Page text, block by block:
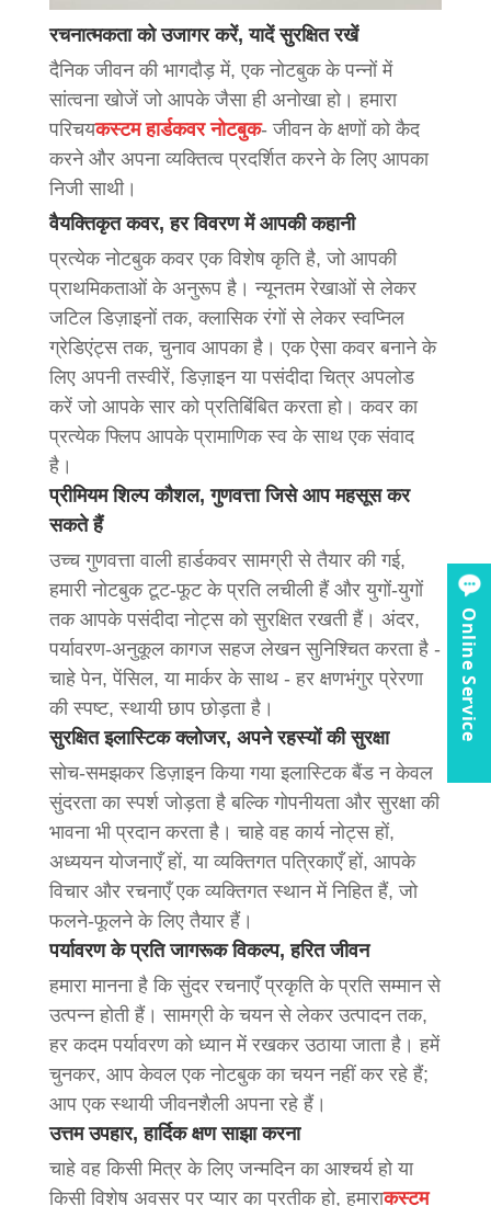
रचनात्मकता को उजागर करें, यादें सुरक्षित रखें
दैनिक जीवन की भागदौड़ में, एक नोटबुक के पन्नों में
सांत्वना खोजें जो आपके जैसा ही अनोखा हो। हमारा
परिचयकस्टम हार्डकवर नोटबुक- जीवन के क्षणों को कैद
करने और अपना व्यक्तित्व प्रदर्शित करने के लिए आपका
निजी साथी।
वैयक्तिकृत कवर, हर विवरण में आपकी कहानी
प्रत्येक नोटबुक कवर एक विशेष कृति है, जो आपकी
प्राथमिकताओं के अनुरूप है। न्यूनतम रेखाओं से लेकर
जटिल डिज़ाइनों तक, क्लासिक रंगों से लेकर स्वप्निल
ग्रेडिएंट्स तक, चुनाव आपका है। एक ऐसा कवर बनाने के
लिए अपनी तस्वीरें, डिज़ाइन या पसंदीदा चित्र अपलोड
करें जो आपके सार को प्रतिबिंबित करता हो। कवर का
प्रत्येक फ्लिप आपके प्रामाणिक स्व के साथ एक संवाद
है।
प्रीमियम शिल्प कौशल, गुणवत्ता जिसे आप महसूस कर
सकते हैं
उच्च गुणवत्ता वाली हार्डकवर सामग्री से तैयार की गई,
हमारी नोटबुक टूट-फूट के प्रति लचीली हैं और युगों-युगों
तक आपके पसंदीदा नोट्स को सुरक्षित रखती हैं। अंदर,
पर्यावरण-अनुकूल कागज सहज लेखन सुनिश्चित करता है -
चाहे पेन, पेंसिल, या मार्कर के साथ - हर क्षणभंगुर प्रेरणा
की स्पष्ट, स्थायी छाप छोड़ता है।
सुरक्षित इलास्टिक क्लोजर, अपने रहस्यों की सुरक्षा
सोच-समझकर डिज़ाइन किया गया इलास्टिक बैंड न केवल
सुंदरता का स्पर्श जोड़ता है बल्कि गोपनीयता और सुरक्षा की
भावना भी प्रदान करता है। चाहे वह कार्य नोट्स हों,
अध्ययन योजनाएँ हों, या व्यक्तिगत पत्रिकाएँ हों, आपके
विचार और रचनाएँ एक व्यक्तिगत स्थान में निहित हैं, जो
फलने-फूलने के लिए तैयार हैं।
पर्यावरण के प्रति जागरूक विकल्प, हरित जीवन
हमारा मानना ​​है कि सुंदर रचनाएँ प्रकृति के प्रति सम्मान से
उत्पन्न होती हैं। सामग्री के चयन से लेकर उत्पादन तक,
हर कदम पर्यावरण को ध्यान में रखकर उठाया जाता है। हमें
चुनकर, आप केवल एक नोटबुक का चयन नहीं कर रहे हैं;
आप एक स्थायी जीवनशैली अपना रहे हैं।
उत्तम उपहार, हार्दिक क्षण साझा करना
चाहे वह किसी मित्र के लिए जन्मदिन का आश्चर्य हो या
किसी विशेष अवसर पर प्यार का प्रतीक हो, हमाराकस्टम
Online Service